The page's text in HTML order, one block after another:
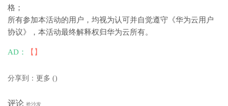
格；
所有参加本活动的用户，均视为认可并自觉遵守《华为云用户
协议》，本活动最终解释权归华为云所有。
AD： 【】
分享到： 更多 ()
评论 抢沙发